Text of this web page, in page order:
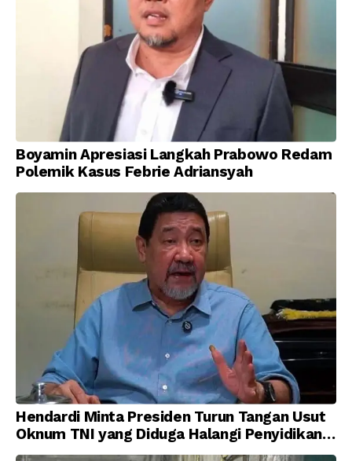
Boyamin Apresiasi Langkah Prabowo Redam
Polemik Kasus Febrie Adriansyah
Hendardi Minta Presiden Turun Tangan Usut
Oknum TNI yang Diduga Halangi Penyidikan
Korupsi